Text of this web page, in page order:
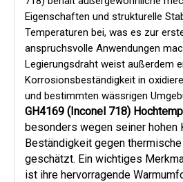
Eigenschaften und strukturelle
Temperaturen bei, was es zur
anspruchsvolle Anwendungen
Legierungsdraht weist außerdem
Korrosionsbeständigkeit in
und bestimmten wässrigen
GH4169 (Inconel 718)
besonders wegen seiner hohen
Beständigkeit gegen thermische
geschätzt. Ein wichtiges
ist ihre hervorragende